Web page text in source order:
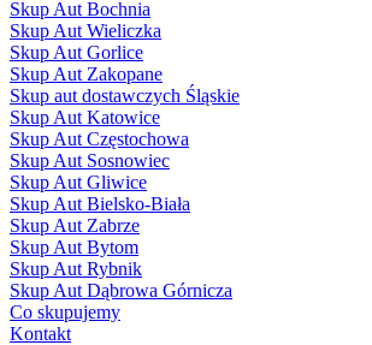
Skup Aut Bochnia
Skup Aut Wieliczka
Skup Aut Gorlice
Skup Aut Zakopane
Skup aut dostawczych Śląskie
Skup Aut Katowice
Skup Aut Częstochowa
Skup Aut Sosnowiec
Skup Aut Gliwice
Skup Aut Bielsko-Biała
Skup Aut Zabrze
Skup Aut Bytom
Skup Aut Rybnik
Skup Aut Dąbrowa Górnicza
Co skupujemy
Kontakt